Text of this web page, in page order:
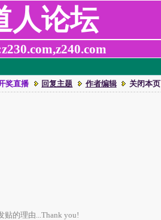
人论坛
奖直播 回复主题 作者编辑 关闭本页
贴的理由...Thank you!